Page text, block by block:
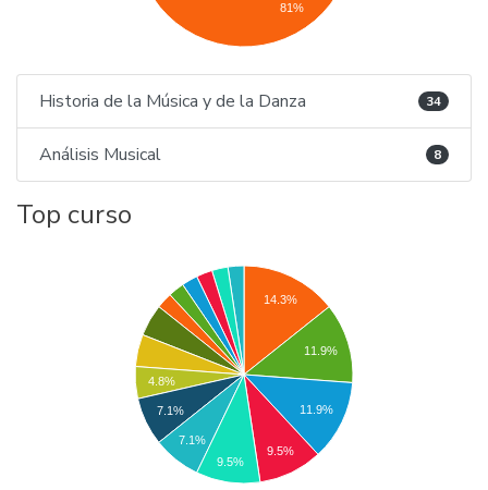
81%
Historia de la Música y de la Danza 34
Análisis Musical 8
Top curso
14.3%
11.9%
11.9%
9.5%
4.8%
7.1%
7.1%
9.5%